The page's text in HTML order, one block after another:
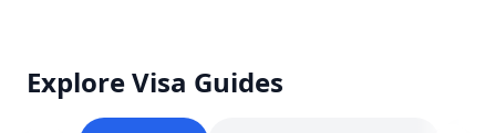
Explore Visa Guides